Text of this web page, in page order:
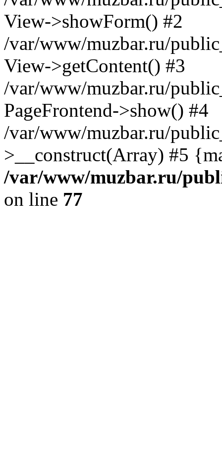
View->showForm() #2
/var/www/muzbar.ru/
View->getContent() #3
/var/www/muzbar.ru/
PageFrontend->show() #4
/var/www/muzbar.ru/
>__construct(Array) #5
/var/www/muzbar.ru/
on line 77